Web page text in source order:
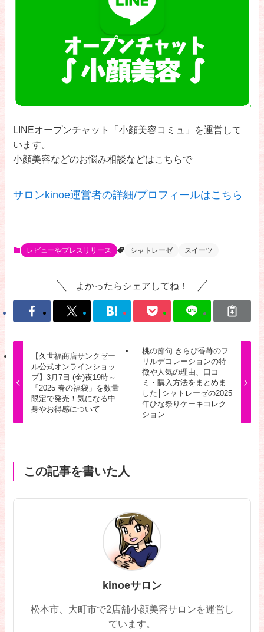
LINEオープンチャット「小顔美容コミュ」を運営して
います。
小顔美容などのお悩み相談などはこちらで
サロンkinoe運営者の詳細/プロフィールはこちら
レビューやプレスリリース シャトレーゼ スイーツ
よかったらシェアしてね！
【久世福商店サンクゼー
ル公式オンラインショッ
プ】3月7日 (金)夜19時～
「2025 春の福袋」を数量
限定で発売！気になる中
身やお得感について
桃の節句 きらぴ香苺のフ
リルデコレーションの特
徴や人気の理由、口コ
ミ・購入方法をまとめま
した│シャトレーゼの2025
年ひな祭りケーキコレク
ション
この記事を書いた人
kinoeサロン
松本市、大町市で2店舗小顔美容サロンを運営し
ています。